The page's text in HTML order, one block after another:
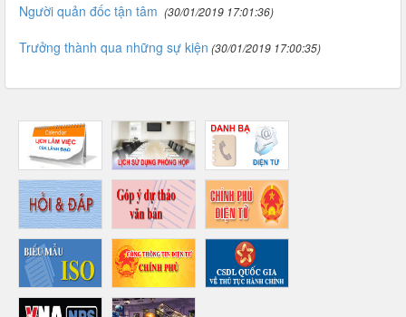
Người quản đốc tận tâm (30/01/2019 17:01:36)
Trưởng thành qua những sự kiện (30/01/2019 17:00:35)